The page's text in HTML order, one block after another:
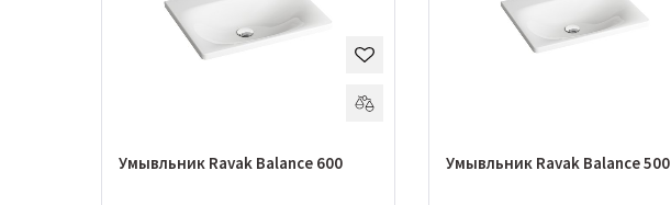
Умывльник Ravak Balance 600 Умывльник Ravak Balance 500